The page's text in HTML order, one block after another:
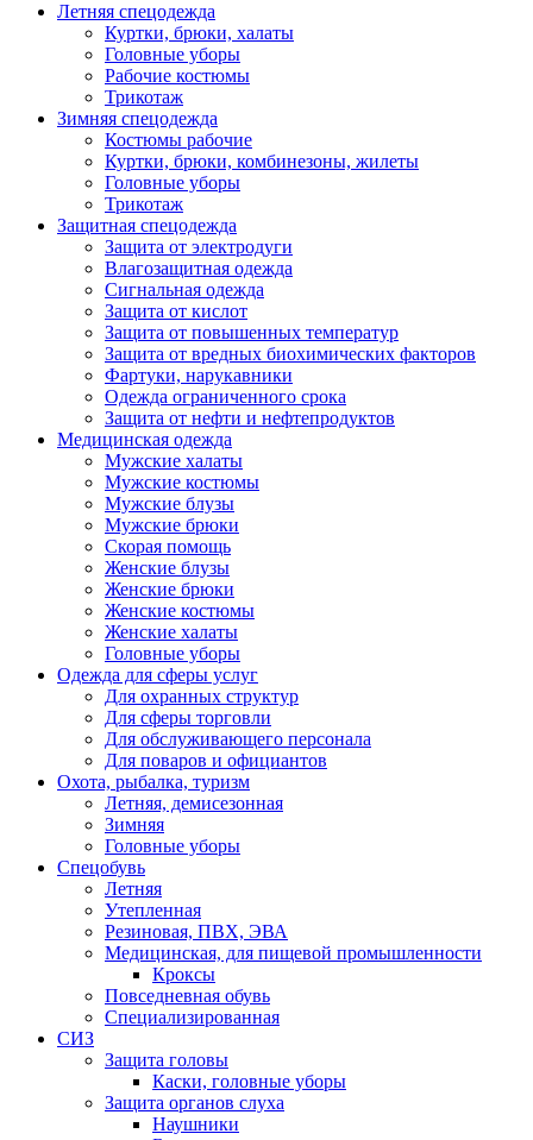
Летняя спецодежда
Куртки, брюки, халаты
Головные уборы
Рабочие костюмы
Трикотаж
Зимняя спецодежда
Костюмы рабочие
Куртки, брюки, комбинезоны, жилеты
Головные уборы
Трикотаж
Защитная спецодежда
Защита от электродуги
Влагозащитная одежда
Сигнальная одежда
Защита от кислот
Защита от повышенных температур
Защита от вредных биохимических факторов
Фартуки, нарукавники
Одежда ограниченного срока
Защита от нефти и нефтепродуктов
Медицинская одежда
Мужские халаты
Мужские костюмы
Мужские блузы
Мужские брюки
Скорая помощь
Женские блузы
Женские брюки
Женские костюмы
Женские халаты
Головные уборы
Одежда для сферы услуг
Для охранных структур
Для сферы торговли
Для обслуживающего персонала
Для поваров и официантов
Охота, рыбалка, туризм
Летняя, демисезонная
Зимняя
Головные уборы
Спецобувь
Летняя
Утепленная
Резиновая, ПВХ, ЭВА
Медицинская, для пищевой промышленности
Кроксы
Повседневная обувь
Специализированная
СИЗ
Защита головы
Каски, головные уборы
Защита органов слуха
Наушники